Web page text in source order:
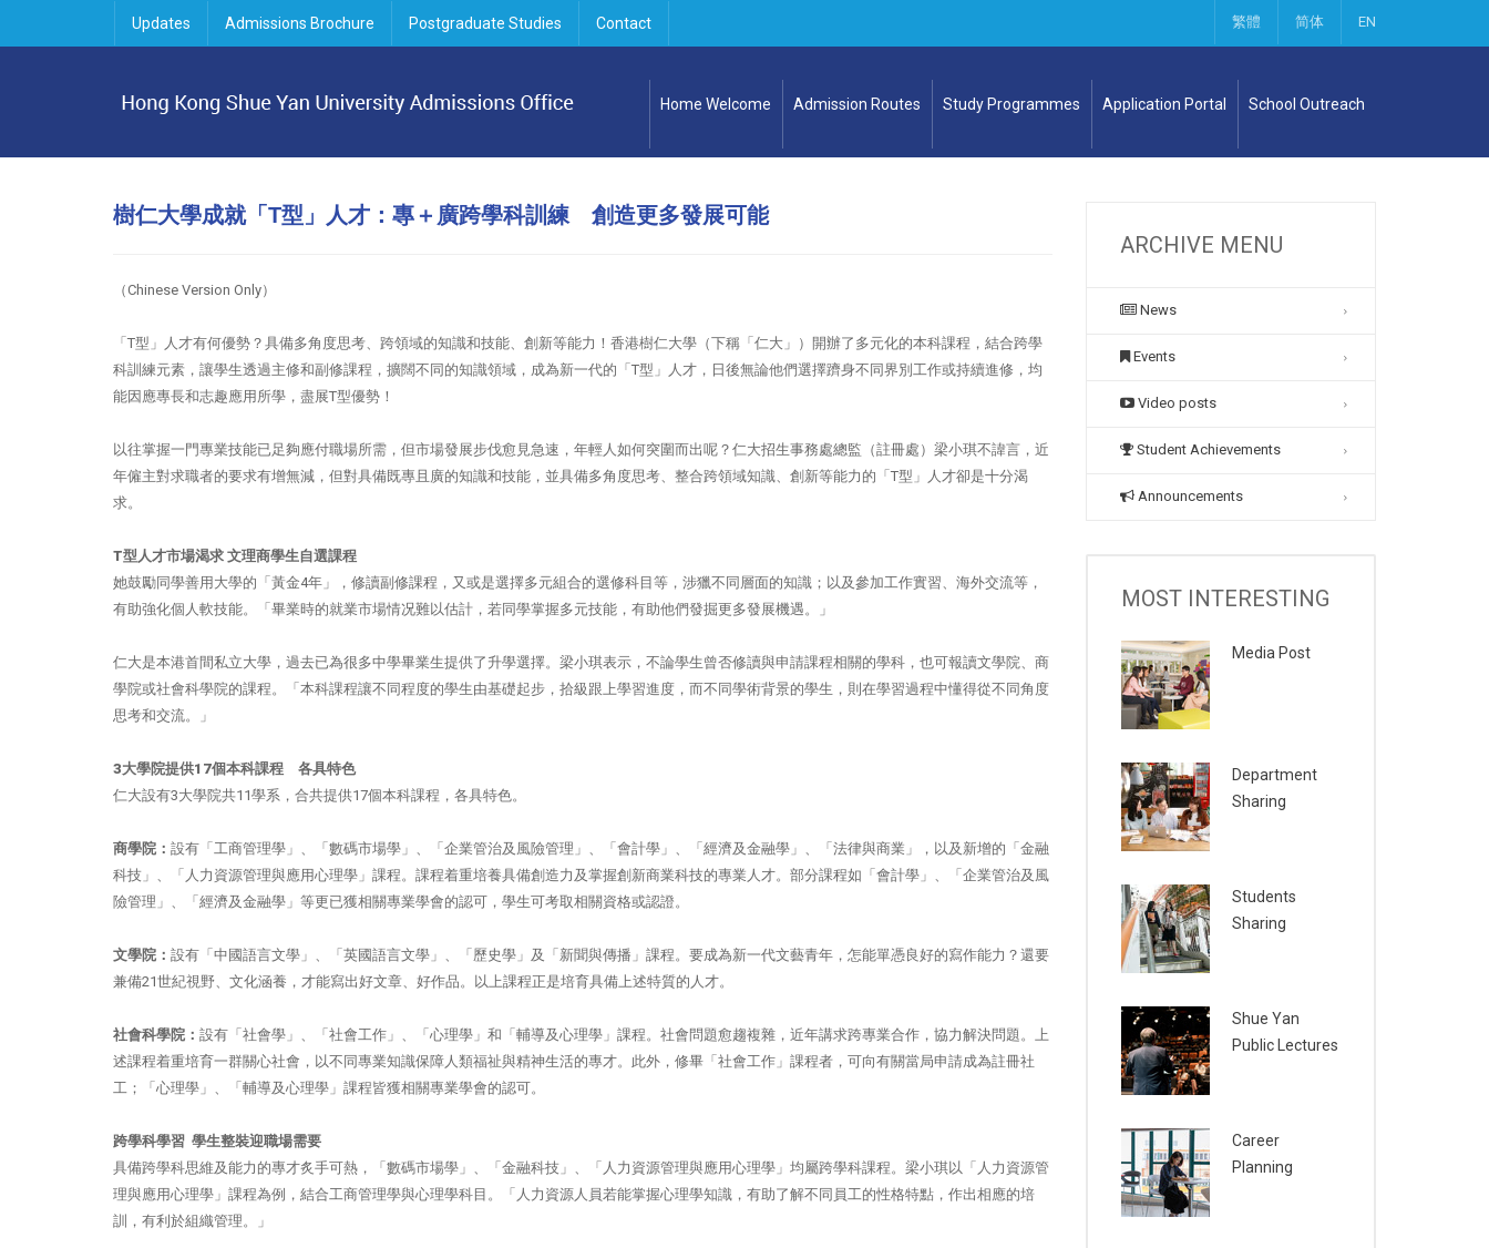
Updates Admissions Brochure Postgraduate Studies Contact 繁體 简体 EN
Home Welcome Admission Routes Study Programmes Application Portal School Outreach
樹仁大學成就「T型」人才： 專＋廣跨學科訓練 創造更多發展可能
（Chinese Version Only）
「T型」人才有何優勢？具備多角度思考、跨領域的知識和技能、創新等能力！香港樹仁大學（下稱「仁大」）開辦了多元化的本科課程，結合跨學
科訓練元素，讓學生透過主修和副修課程，擴闊不同的知識領域，成為新一代的「T型」人才，日後無論他們選擇躋身不同界別工作或持續進修，均
能因應專長和志趣應用所學，盡展T型優勢！
以往掌握一門專業技能已足夠應付職場所需，但市場發展步伐愈見急速，年輕人如何突圍而出呢？仁大招生事務處總監（註冊處）梁小琪不諱言，近
年僱主對求職者的要求有增無減，但對具備既專且廣的知識和技能，並具備多角度思考、整合跨領域知識、創新等能力的「T型」人才卻是十分渴
求。
T型人才市場渴求 文理商學生自選課程
她鼓勵同學善用大學的「黃金4年」，修讀副修課程，又或是選擇多元組合的選修科目等，涉獵不同層面的知識；以及參加工作實習、海外交流等，
有助強化個人軟技能。「畢業時的就業市場情况難以估計，若同學掌握多元技能，有助他們發掘更多發展機遇。」
仁大是本港首間私立大學，過去已為很多中學畢業生提供了升學選擇。梁小琪表示，不論學生曾否修讀與申請課程相關的學科，也可報讀文學院、商
學院或社會科學院的課程。「本科課程讓不同程度的學生由基礎起步，拾級跟上學習進度，而不同學術背景的學生，則在學習過程中懂得從不同角度
思考和交流。」
3大學院提供17個本科課程 各具特色
仁大設有3大學院共11學系，合共提供17個本科課程，各具特色。
商學院： 設有「工商管理學」、「數碼市場學」、「企業管治及風險管理」、「會計學」、「經濟及金融學」、「法律與商業」，以及新增的「金融
科技」、「人力資源管理與應用心理學」課程。課程着重培養具備創造力及掌握創新商業科技的專業人才。部分課程如「會計學」、「企業管治及風
險管理」、「經濟及金融學」等更已獲相關專業學會的認可，學生可考取相關資格或認證。
文學院： 設有「中國語言文學」、「英國語言文學」、「歷史學」及「新聞與傳播」課程。要成為新一代文藝青年，怎能單憑良好的寫作能力？還要
兼備21世紀視野、文化涵養，才能寫出好文章、好作品。以上課程正是培育具備上述特質的人才。
社會科學院： 設有「社會學」、「社會工作」、「心理學」和「輔導及心理學」課程。社會問題愈趨複雜，近年講求跨專業合作，協力解決問題。上
述課程着重培育一群關心社會，以不同專業知識保障人類福祉與精神生活的專才。此外，修畢「社會工作」課程者，可向有關當局申請成為註冊社
工；「心理學」、「輔導及心理學」課程皆獲相關專業學會的認可。
跨學科學習 學生整裝迎職場需要
具備跨學科思維及能力的專才炙手可熱，「數碼市場學」、「金融科技」、「人力資源管理與應用心理學」均屬跨學科課程。梁小琪以「人力資源管
理與應用心理學」課程為例，結合工商管理學與心理學科目。「人力資源人員若能掌握心理學知識，有助了解不同員工的性格特點，作出相應的培
訓，有利於組織管理。」
ARCHIVE MENU
News
Events
Video posts
Student Achievements
Announcements
MOST INTERESTING
Media Post
Department
Sharing
Students
Sharing
Shue Yan
Public Lectures
Career
Planning